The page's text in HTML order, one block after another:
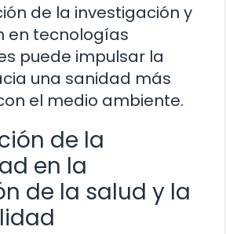
de la investigación y
en tecnologías
puede impulsar la
una sanidad más
el medio ambiente.
de la
en la
de la salud y la